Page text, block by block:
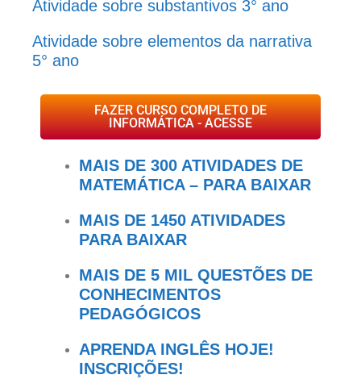
Atividade sobre substantivos 3° ano
Atividade sobre elementos da narrativa
5° ano
FAZER CURSO COMPLETO DE
INFORMÁTICA - ACESSE
MAIS DE 300 ATIVIDADES DE
MATEMÁTICA – PARA BAIXAR
MAIS DE 1450 ATIVIDADES
PARA BAIXAR
MAIS DE 5 MIL QUESTÕES DE
CONHECIMENTOS
PEDAGÓGICOS
APRENDA INGLÊS HOJE!
INSCRIÇÕES!